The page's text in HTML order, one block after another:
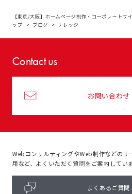
【東京/大阪】ホームページ制作・コーポレートサ
ップ
ブログ ナレッジ
Contact us
お問い合わせ
WebコンサルティングやWeb制作などのサ
用など、よくいただく質問をご案内していま
よくあるご質問